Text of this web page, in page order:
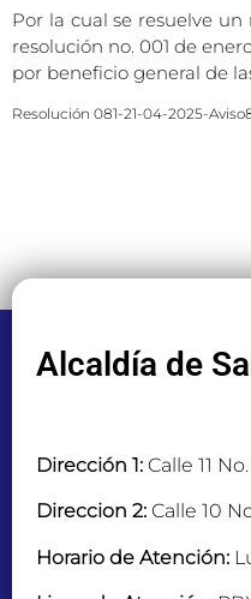
Por la cual se resuelve
resolución no. 001 de
por beneficio general de
Resolución 081-21-04-2025-
Alcaldía de
Dirección 1: Calle 11
Direccion 2: Calle 10
Horario de Atención: